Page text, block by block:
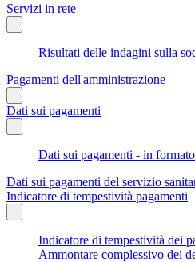
Servizi in rete
Risultati delle indagini sulla
Pagamenti dell'amministrazione
Dati sui pagamenti
Dati sui pagamenti - in
Dati sui pagamenti del servizio
Indicatore di tempestività pagamenti
Indicatore di tempestività dei
Ammontare complessivo dei